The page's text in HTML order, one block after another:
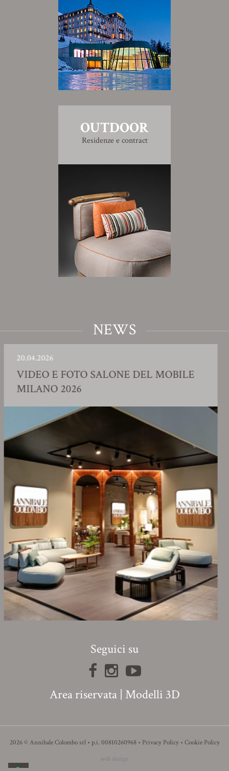
OUTDOOR
Residenze e contract
NEWS
E FOTO SALONE DEL MOBILE
2026
Seguici su
Area riservata| Modelli 3D
2026 © Annibale Colombo srl • p.i. 00810260968 • Privacy Policy• Cookie Policy
web design